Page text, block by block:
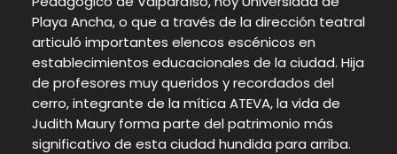
Playa Ancha, o que a través de la dirección teatral
articuló importantes elencos escénicos en
establecimientos educacionales de la ciudad. Hija
de profesores muy queridos y recordados del
cerro, integrante de la mítica ATEVA, la vida de
Judith Maury forma parte del patrimonio más
significativo de esta ciudad hundida para arriba.